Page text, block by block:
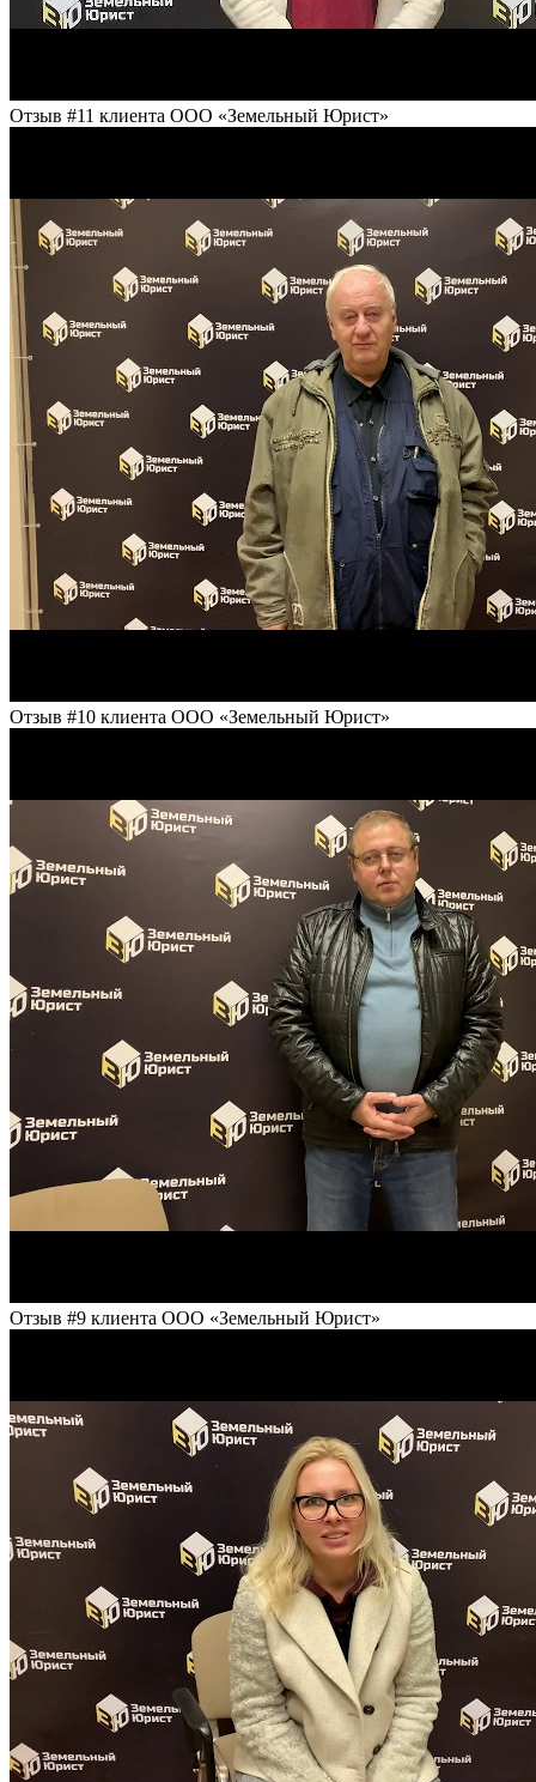
Отзыв #11 клиента ООО «Земельный Юрист»
Отзыв #10 клиента ООО «Земельный Юрист»
Отзыв #9 клиента ООО «Земельный Юрист»